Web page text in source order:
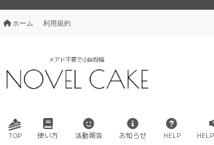
ホーム 利用規約
メアド不要で小説投稿
TOP 使い方 活動報告 お知らせ HELP